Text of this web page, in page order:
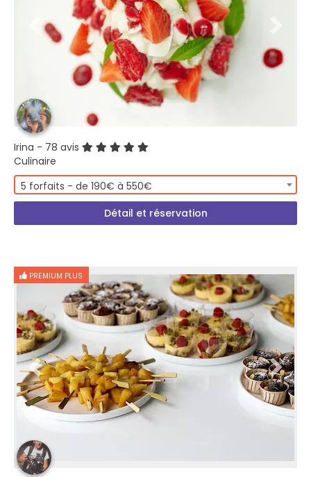
Irina - 78 avis
Culinaire
5 forfaits - de 190€ à 550€
Détail et réservation
PREMIUM PLUS